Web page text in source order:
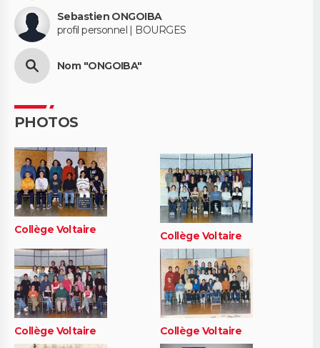
Sebastien ONGOIBA
profil personnel | BOURGES
Nom "ONGOIBA"
PHOTOS
Collège Voltaire Collège Voltaire
Collège Voltaire Collège Voltaire